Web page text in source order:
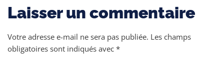
Laisser un commentaire
Votre adresse e-mail ne sera pas publiée. Les champs
obligatoires sont indiqués avec *